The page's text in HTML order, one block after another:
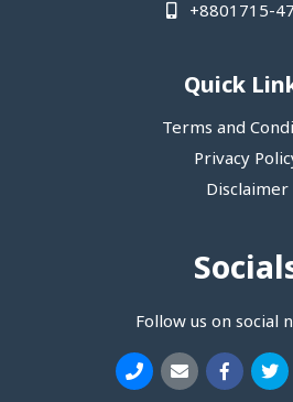
+8801715-
Quick
Terms and
Privacy
Disclaimer
Follow us on social